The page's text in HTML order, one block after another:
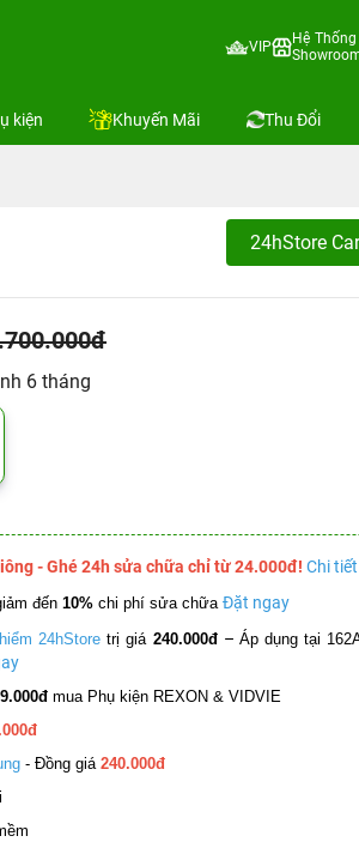
VIP
Hệ Thống
kiện Khuyến Mãi Thu Đổi
24hStore
6 tháng
- Ghé 24h sửa chữa chỉ từ 24.000đ! Chi tiết
đến 10% chi phí sửa chữa Đặt ngay
24hStore trị giá 240.000đ – Áp dụng tại
mua Phụ kiện REXON & VIDVIE
- Đồng giá 240.000đ